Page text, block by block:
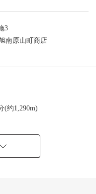
3
南原山町商店
(约1,290m)